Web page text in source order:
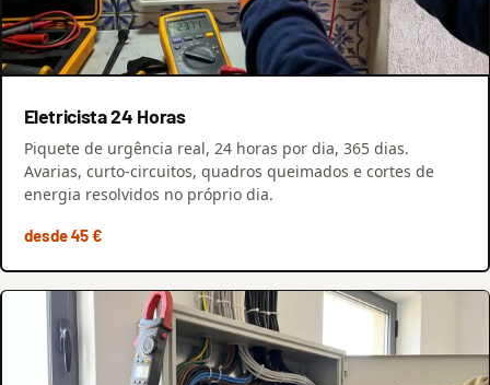
Eletricista 24 Horas
Piquete de urgência real, 24 horas por dia, 365 dias.
Avarias, curto-circuitos, quadros queimados e cortes de
energia resolvidos no próprio dia.
desde 45 €